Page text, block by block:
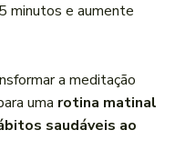
minutos e aumente
a meditação
uma rotina matinal
saudáveis ao